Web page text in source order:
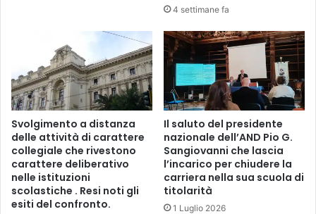
4 settimane fa
Svolgimento a distanza
delle attività di carattere
collegiale che rivestono
carattere deliberativo
nelle istituzioni
scolastiche . Resi noti gli
esiti del confronto.
Il saluto del presidente
nazionale dell’AND Pio G.
Sangiovanni che lascia
l’incarico per chiudere la
carriera nella sua scuola di
titolarità
1 Luglio 2026